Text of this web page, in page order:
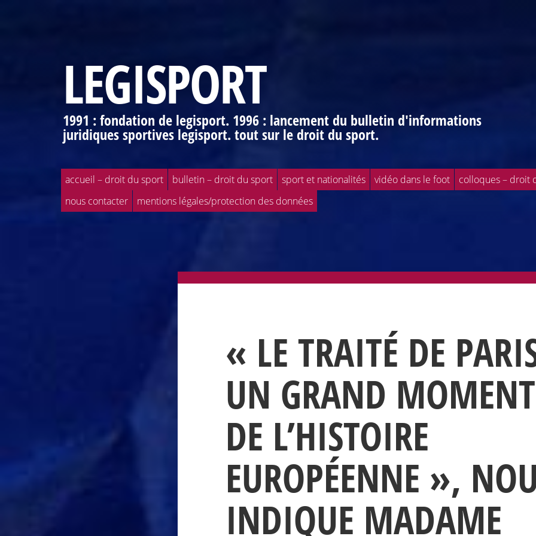
LEGISPORT
1991 : fondation de legisport. 1996 : lancement du bulletin d'informations
juridiques sportives legisport. tout sur le droit du sport.
accueil – droit du sport bulletin – droit du sport sport et nationalités vidéo dans le foot
colloques – droit
nous contacter
mentions légales/protection des données
« LE TRAITÉ DE
UN GRAND MOMENT
DE L’HISTOIRE
EUROPÉENNE »,
INDIQUE MADAME